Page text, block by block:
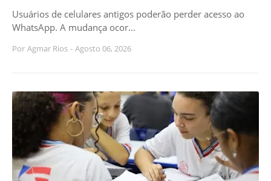
Usuários de celulares antigos poderão perder acesso ao
WhatsApp. A mudança ocor…
Por Agmar Rios - Agosto 06, 2026